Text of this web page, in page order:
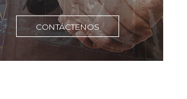
CONTÁCTENOS